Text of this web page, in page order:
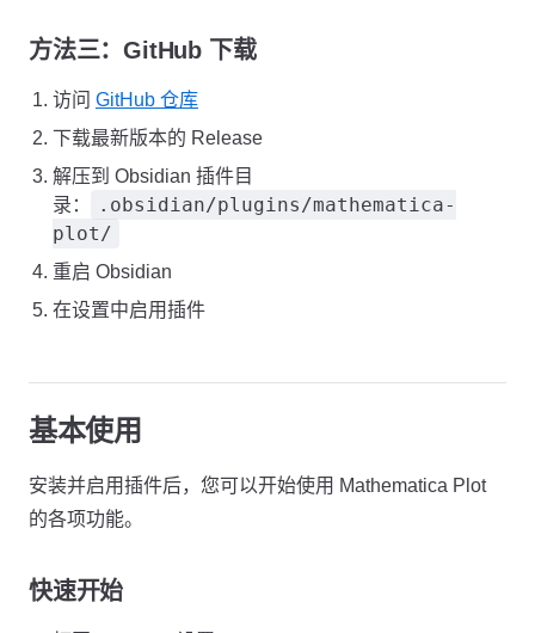
方法三：GitHub 下载
访问 GitHub 仓库
下载最新版本的 Release
解压到 Obsidian 插件目
录：
.obsidian/plugins/mathematica-
plot/
重启 Obsidian
在设置中启用插件
基本使用
安装并启用插件后，您可以开始使用 Mathematica Plot
的各项功能。
快速开始